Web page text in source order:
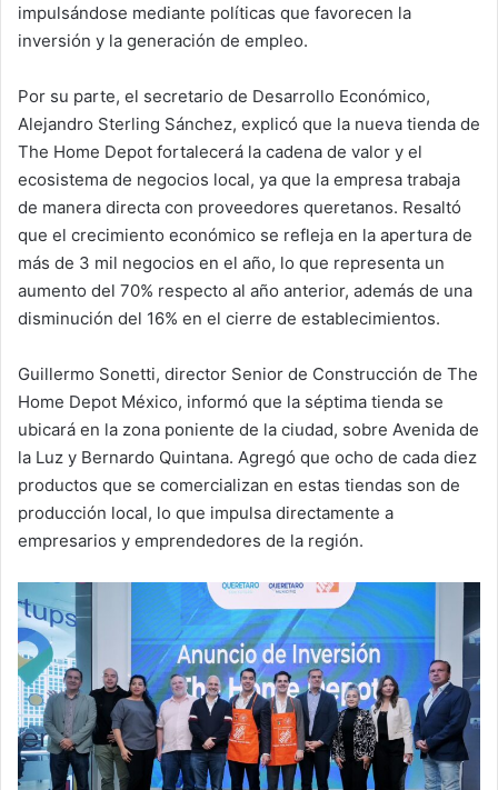
impulsándose mediante políticas que favorecen la
inversión y la generación de empleo.
Por su parte, el secretario de Desarrollo Económico,
Alejandro Sterling Sánchez, explicó que la nueva tienda de
The Home Depot fortalecerá la cadena de valor y el
ecosistema de negocios local, ya que la empresa trabaja
de manera directa con proveedores queretanos. Resaltó
que el crecimiento económico se refleja en la apertura de
más de 3 mil negocios en el año, lo que representa un
aumento del 70% respecto al año anterior, además de una
disminución del 16% en el cierre de establecimientos.
Guillermo Sonetti, director Senior de Construcción de The
Home Depot México, informó que la séptima tienda se
ubicará en la zona poniente de la ciudad, sobre Avenida de
la Luz y Bernardo Quintana. Agregó que ocho de cada diez
productos que se comercializan en estas tiendas son de
producción local, lo que impulsa directamente a
empresarios y emprendedores de la región.